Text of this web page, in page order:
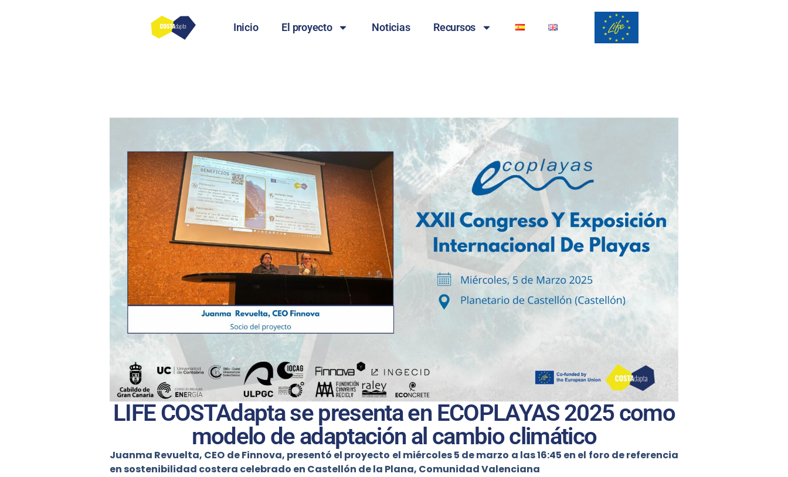
Inicio El proyecto Noticias Recursos
LIFE COSTAdapta se presenta en ECOPLAYAS 2025 como
modelo de adaptación al cambio climático
Juanma Revuelta, CEO de Finnova, presentó el proyecto el miércoles 5 de marzo a las 16:45 en el foro de referencia
en sostenibilidad costera celebrado en Castellón de la Plana, Comunidad Valenciana